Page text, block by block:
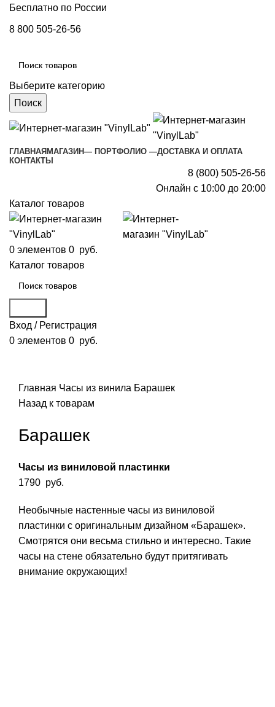
Бесплатно по России
8 800 505-26-56
Выберите категорию
Поиск
ГЛАВНАЯ МАГАЗИН— ПОРТФОЛИО —ДОСТАВКА И ОПЛАТА
КОНТАКТЫ
8 (800) 505-26-56
Онлайн с 10:00 до 20:00
Каталог товаров
0 элементов 0 руб.
Каталог товаров
Вход / Регистрация
0 элементов 0 руб.
Главная Часы из винила Барашек
Назад к товарам
Барашек
Часы из виниловой пластинки
1790 руб.
Необычные настенные часы из виниловой
пластинки с оригинальным дизайном «Барашек».
Смотрятся они весьма стильно и интересно. Такие
часы на стене обязательно будут притягивать
внимание окружающих!